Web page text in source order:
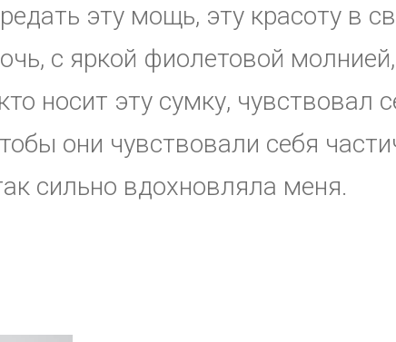
эту мощь, эту красоту в
с яркой фиолетовой
носит эту сумку, чувствовал
они чувствовали себя
сильно вдохновляла меня.